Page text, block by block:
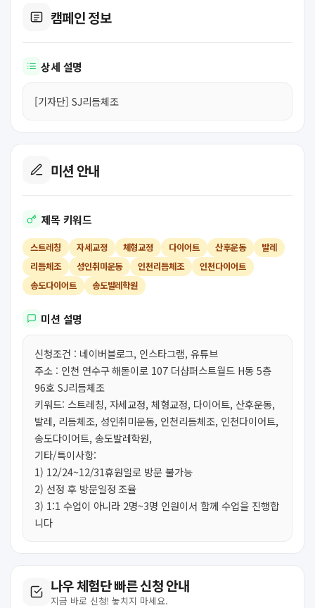
캠페인 정보
상세 설명
[기자단] SJ리듬체조
미션 안내
제목 키워드
스트레칭 자세교정 체형교정 다이어트 산후운동
발레
리듬체조
성인취미운동 인천리듬체조
인천다이어트
송도다이어트
송도발레학원
미션 설명
신청조건 : 네이버블로그, 인스타그램, 유튜브
주소 : 인천 연수구 해돋이로 107 더샵퍼스트월드 H동 5층
96호 SJ리듬체조
키워드: 스트레칭, 자세교정, 체형교정, 다이어트, 산후운동,
발레, 리듬체조, 성인취미운동, 인천리듬체조, 인천다이어트,
송도다이어트, 송도발레학원,
기타/특이사항:
1) 12/24~12/31휴원일로 방문 불가능
2) 선정 후 방문일정 조율
3) 1:1 수업이 아니라 2명~3명 인원이서 함께 수업을 진행합
니다
나우 체험단 빠른 신청 안내
지금 바로 신청! 놓치지 마세요.